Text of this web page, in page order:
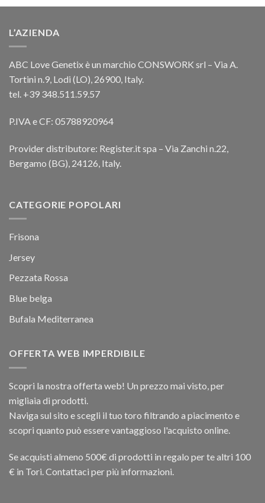
L’AZIENDA
ABC Love Genetix è un marchio CONSWORK srl – Via A.
Tortini n.9, Lodi (LO), 26900, Italy.
tel. +39 348.511.59.57
P.IVA e CF: 05788920964
Provider distributore: Register.it spa – Via Zanchi n.22,
Bergamo (BG), 24126, Italy.
CATEGORIE POPOLARI
Frisona
Jersey
Pezzata Rossa
Blue belga
Bufala Mediterranea
OFFERTA WEB IMPERDIBILE
Scopri la nostra offerta web! Un prezzo mai visto, per
migliaia di prodotti.
Naviga sul sito e scegli il tuo toro filtrando a piacimento e
scopri quanto può essere vantaggioso l'acquisto online.
Se acquisti almeno 500€ di prodotti in regalo per te altri 100
€ in Tori. Contattaci per più informazioni.